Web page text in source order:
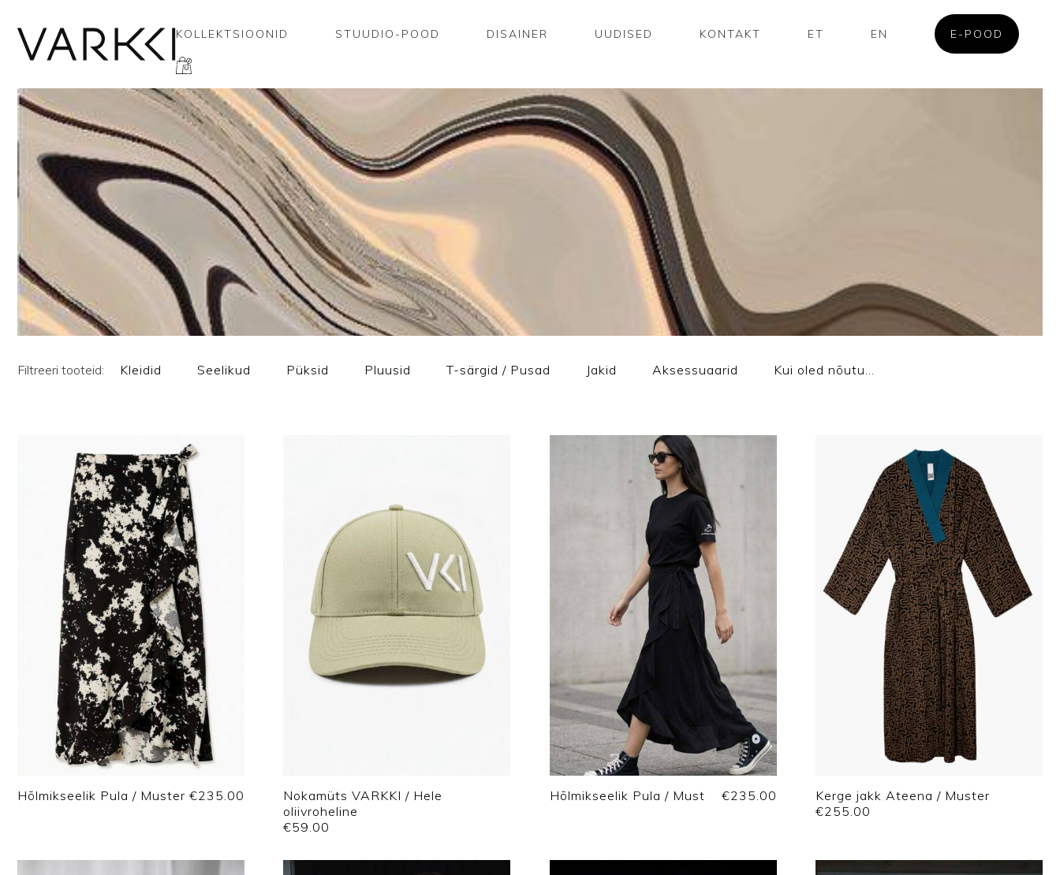
KOLLEKTSIOONID STUUDIO-POOD DISAINER UUDISED KONTAKT ET EN E-POOD
Filtreeri tooteid: Kleidid Seelikud Püksid Pluusid T-särgid / Pusad Jakid Aksessuaarid Kui oled nõutu…
Hõlmikseelik Pula / Muster €235.00
Nokamüts VARKKI / Hele
oliivroheline
€59.00
Hõlmikseelik Pula / Must €235.00
Kerge jakk Ateena / Muster
€255.00